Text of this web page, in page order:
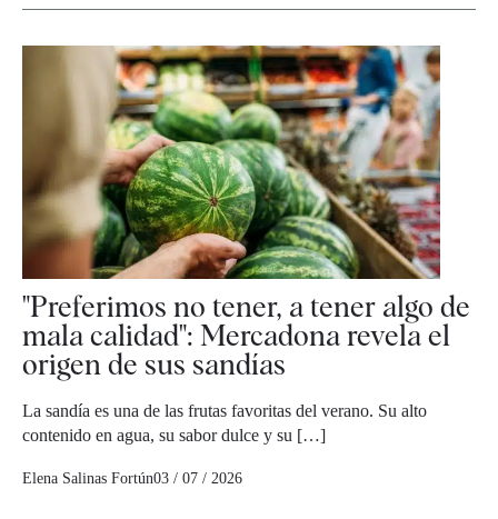
"Preferimos no tener, a tener algo de
mala calidad": Mercadona revela el
origen de sus sandías
La sandía es una de las frutas favoritas del verano. Su alto
contenido en agua, su sabor dulce y su […]
Elena Salinas Fortún03 / 07 / 2026